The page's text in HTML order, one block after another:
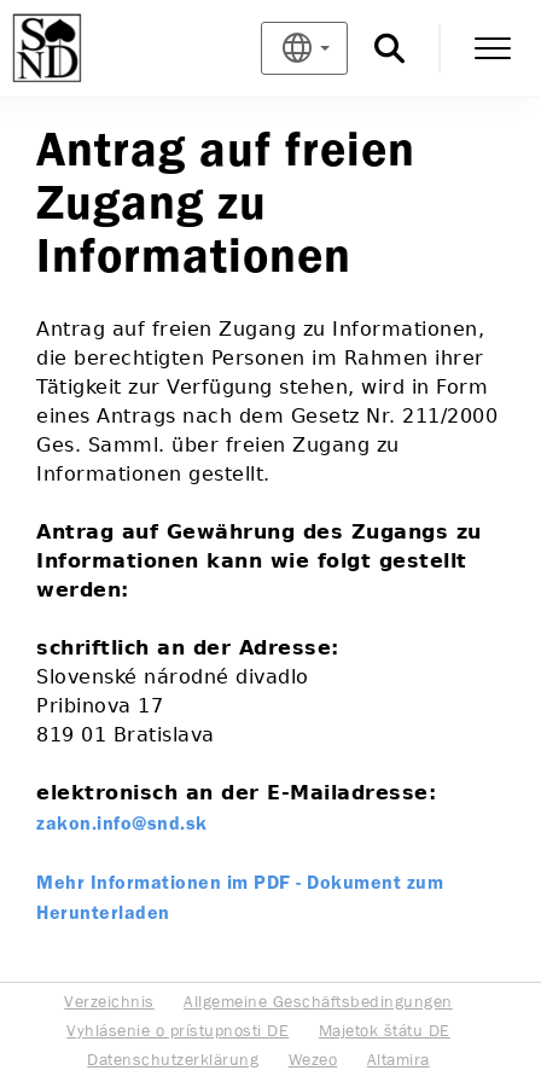
Antrag auf freien
Zugang zu
Informationen
Antrag auf freien Zugang zu Informationen,
die berechtigten Personen im Rahmen ihrer
Tätigkeit zur Verfügung stehen, wird in Form
eines Antrags nach dem Gesetz Nr. 211/2000
Ges. Samml. über freien Zugang zu
Informationen gestellt.
Antrag auf Gewährung des Zugangs zu
Informationen kann wie folgt gestellt
werden:
schriftlich an der Adresse:
Slovenské národné divadlo
Pribinova 17
819 01 Bratislava
elektronisch an der E-Mailadresse:
zakon.info@snd.sk
Mehr Informationen im PDF - Dokument zum
Herunterladen
Verzeichnis
Allgemeine Geschäftsbedingungen
Vyhlásenie o prístupnosti DE
Majetok štátu DE
Datenschutzerklärung
Wezeo Altamira